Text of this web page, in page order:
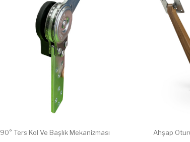
90° Ters Kol Ve Başlık Mekanizması Ahşap